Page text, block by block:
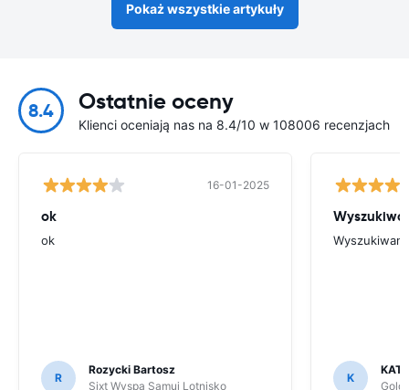
Pokaż wszystkie artykuły
8.4 Ostatnie oceny
Klienci oceniają nas na 8.4/10 w 108006 recenzjach
16-01-2025
ok
ok
R
Rozycki Bartosz
Sixt Wyspa Samui Lotnisko
K